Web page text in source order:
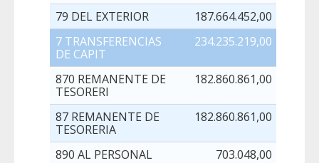
79 DEL EXTERIOR 187.664.452,00
7 TRANSFERENCIAS
DE CAPIT
234.235.219,00
870 REMANENTE DE
TESORERI
182.860.861,00
87 REMANENTE DE
TESORERIA
182.860.861,00
890 AL PERSONAL
703.048,00